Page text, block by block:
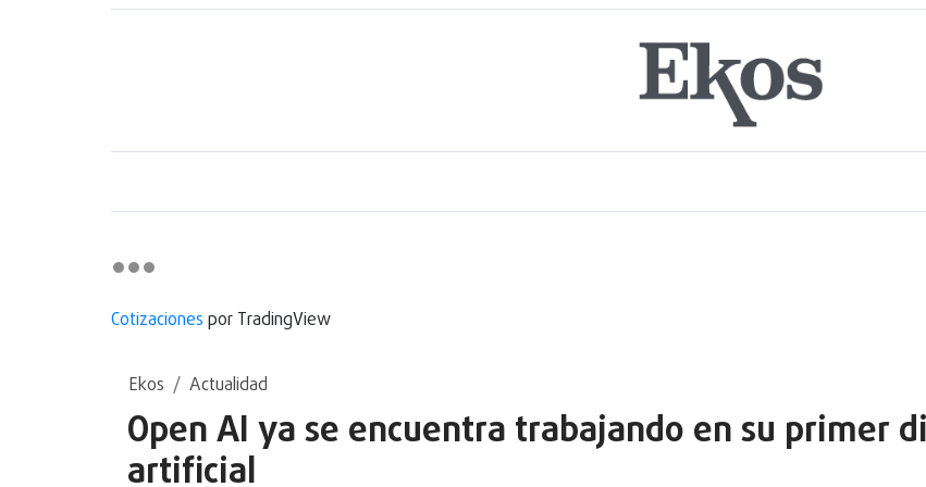
Cotizaciones por TradingView
Ekos Actualidad
Open AI ya se encuentra trabajando en su primer
artificial